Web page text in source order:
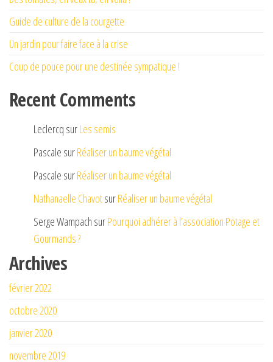
Guide de culture de la courgette
Un jardin pour faire face à la crise
Coup de pouce pour une destinée sympatique !
Recent Comments
Leclercq surLes semis
Pascale surRéaliser un baume végétal
Pascale surRéaliser un baume végétal
Nathanaelle ChavotsurRéaliser un baume végétal
Serge Wampach surPourquoi adhérer à l’association Potage et
Gourmands ?
Archives
février 2022
octobre 2020
janvier 2020
novembre 2019